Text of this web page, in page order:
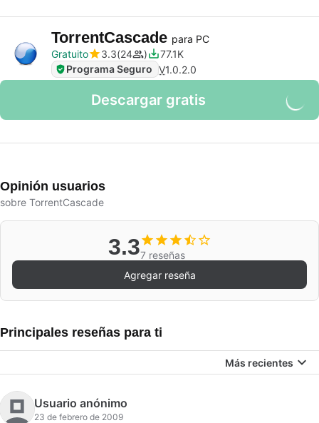
TorrentCascade para PC
Gratuito
3.3 24
77.1K
Programa Seguro V1.0.2.0
Descargar gratis
Opinión usuarios
sobre TorrentCascade
3.37 reseñas
Agregar reseña
Principales reseñas para ti
Más recientes
Usuario anónimo
23 de febrero de 2009